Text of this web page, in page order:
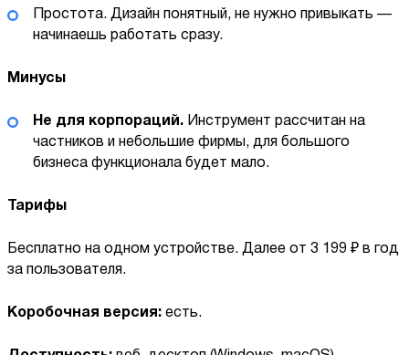
Простота. Дизайн понятный, не нужно привыкать —
начинаешь работать сразу.
Минусы
Не для корпораций. Инструмент рассчитан на
частников и небольшие фирмы, для большого
бизнеса функционала будет мало.
Тарифы
Бесплатно на одном устройстве. Далее от 3 199 ₽ в год
за пользователя.
Коробочная версия: есть.